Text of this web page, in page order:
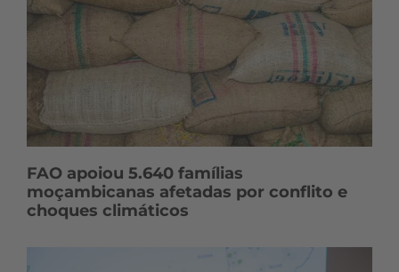
FAO apoiou 5.640 famílias
moçambicanas afetadas por conflito e
choques climáticos